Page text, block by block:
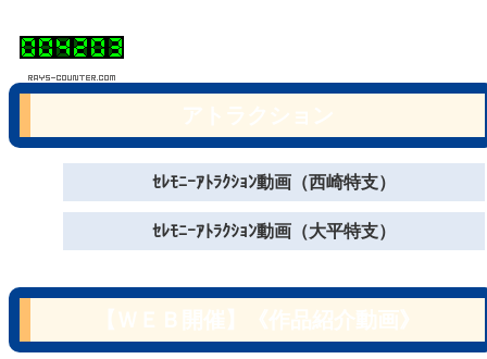
ｾﾚﾓﾆｰｱﾄﾗｸｼｮﾝ動画（西崎特支）
ｾﾚﾓﾆｰｱﾄﾗｸｼｮﾝ動画（大平特支）